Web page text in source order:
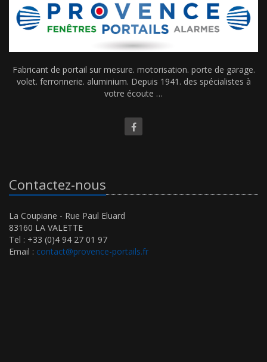
Fabricant de portail sur mesure. motorisation. porte de garage.
volet. ferronnerie. aluminium. Depuis 1941. des spécialistes à
votre écoute …
Contactez-nous
La Coupiane - Rue Paul Eluard
83160 LA VALETTE
Tel : +33 (0)4 94 27 01 97
Email : contact@provence-portails.fr